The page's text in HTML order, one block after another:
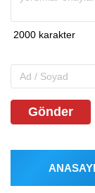
Gönder